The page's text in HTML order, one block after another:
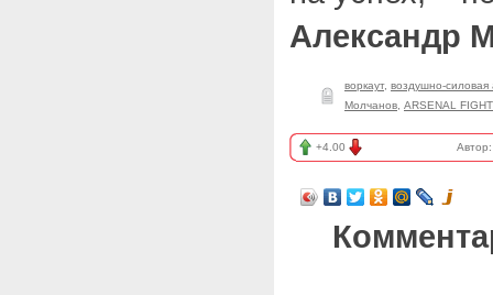
Александр
воркаут, воздушно-силовая
Молчанов ARSENAL
+4.00